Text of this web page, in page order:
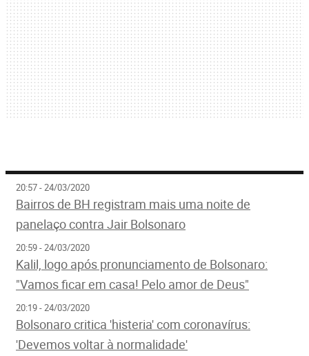
20:57 - 24/03/2020
Bairros de BH registram mais uma noite de
panelaço contra Jair Bolsonaro
20:59 - 24/03/2020
Kalil, logo após pronunciamento de Bolsonaro:
"Vamos ficar em casa! Pelo amor de Deus"
20:19 - 24/03/2020
Bolsonaro critica 'histeria' com coronavírus:
'Devemos voltar à normalidade'